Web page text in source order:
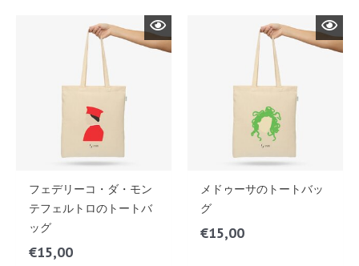
フェデリーコ・ダ・モン
テフェルトロのトートバ
ッグ
€15,00
メドゥーサのトートバッ
グ
€15,00